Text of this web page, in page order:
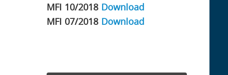
MFI 10/2018 Download
MFI 07/2018 Download